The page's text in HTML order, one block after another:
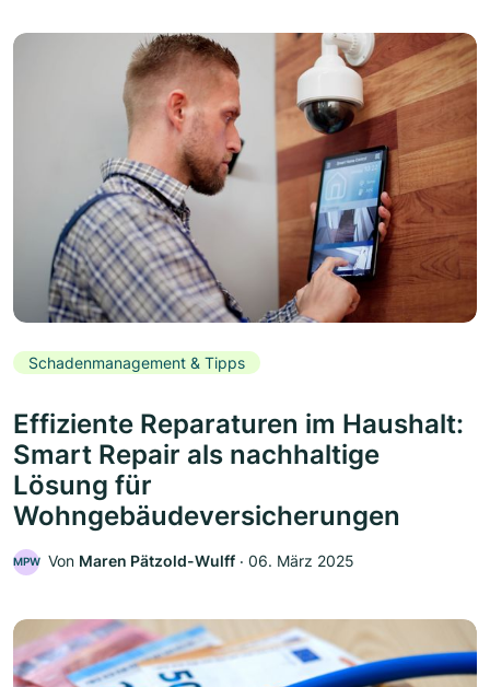
Schadenmanagement & Tipps
Effiziente Reparaturen im Haushalt:
Smart Repair als nachhaltige
Lösung für
Wohngebäudeversicherungen
MPW Von Maren Pätzold-Wulff ‧ 06. März 2025